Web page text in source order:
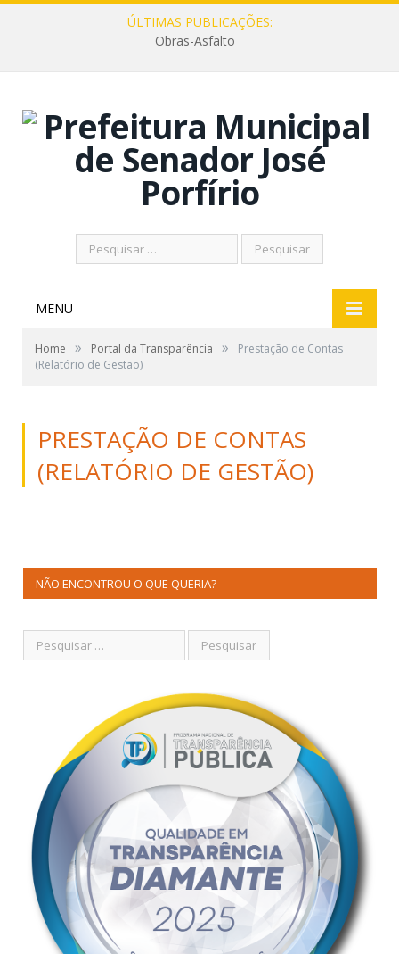
ÚLTIMAS PUBLICAÇÕES:
Obras-Asfalto
Pesquisar
por:
MENU
Home » Portal da Transparência »
Prestação de Contas
(Relatório de Gestão)
PRESTAÇÃO DE CONTAS
(RELATÓRIO DE GESTÃO)
NÃO ENCONTROU O QUE QUERIA?